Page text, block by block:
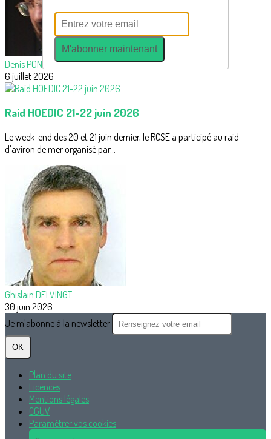
Denis PONCELET
6 juillet 2026
Raid HOEDIC 21-22 juin 2026
Le week-end des 20 et 21 juin dernier, le RCSE a participé au raid
d'aviron de mer organisé par...
Ghislain DELVINGT
30 juin 2026
Je m'abonne à la newsletter
OK
Plan du site
Licences
Mentions légales
CGUV
Paramétrer vos cookies
M'abonner maintenant